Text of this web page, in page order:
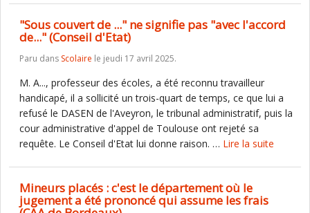
"Sous couvert de ..." ne signifie pas "avec l'accord
de..." (Conseil d'Etat)
Paru dans Scolaire le jeudi 17 avril 2025.
M. A..., professeur des écoles, a été reconnu travailleur
handicapé, il a sollicité un trois-quart de temps, ce que lui a
refusé le DASEN de l'Aveyron, le tribunal administratif, puis la
cour administrative d'appel de Toulouse ont rejeté sa
requête. Le Conseil d'Etat lui donne raison. … Lire la suite
Mineurs placés : c'est le département où le
jugement a été prononcé qui assume les frais